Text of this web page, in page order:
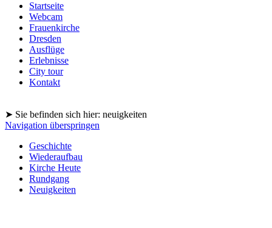
Startseite
Webcam
Frauenkirche
Dresden
Ausflüge
Erlebnisse
City tour
Kontakt
➤ Sie befinden sich hier: neuigkeiten
Navigation überspringen
Geschichte
Wiederaufbau
Kirche Heute
Rundgang
Neuigkeiten